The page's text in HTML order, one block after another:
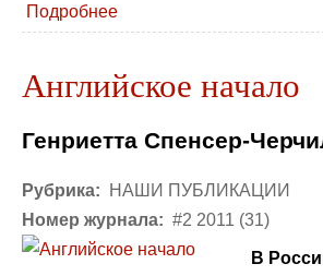
Подробнее
Английское начало
Генриетта Спенсер-
Рубрика:
НАШИ ПУБЛИКАЦИИ
Номер журнала: #2 2011 (31)
В